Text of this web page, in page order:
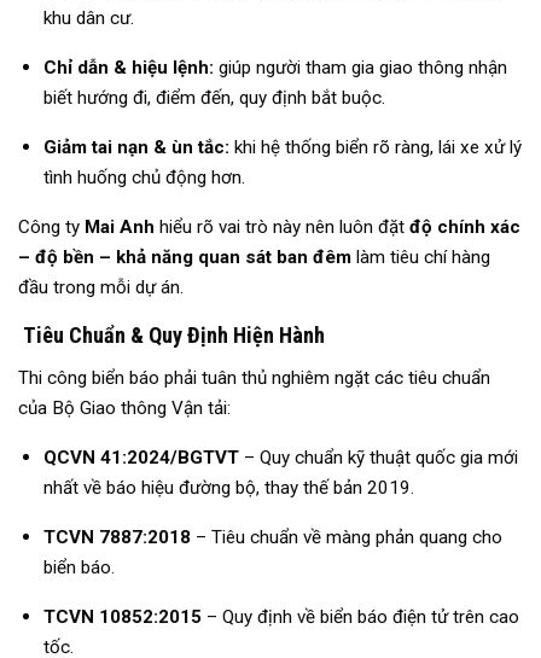
khu dân cư.
Chỉ dẫn & hiệu lệnh: giúp người tham gia giao thông nhận
biết hướng đi, điểm đến, quy định bắt buộc.
Giảm tai nạn & ùn tắc: khi hệ thống biển rõ ràng, lái xe xử lý
tình huống chủ động hơn.
Công ty Mai Anh hiểu rõ vai trò này nên luôn đặt độ chính xác
– độ bền – khả năng quan sát ban đêm làm tiêu chí hàng
đầu trong mỗi dự án.
Tiêu Chuẩn & Quy Định Hiện Hành
Thi công biển báo phải tuân thủ nghiêm ngặt các tiêu chuẩn
của Bộ Giao thông Vận tải:
QCVN 41:2024/BGTVT– Quy chuẩn kỹ thuật quốc gia mới
nhất về báo hiệu đường bộ, thay thế bản 2019.
TCVN 7887:2018 – Tiêu chuẩn về màng phản quang cho
biển báo.
TCVN 10852:2015– Quy định về biển báo điện tử trên cao
tốc.